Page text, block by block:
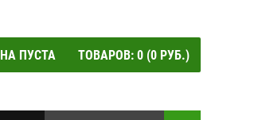
ПУСТА ТОВАРОВ: 0 (0 РУБ.)